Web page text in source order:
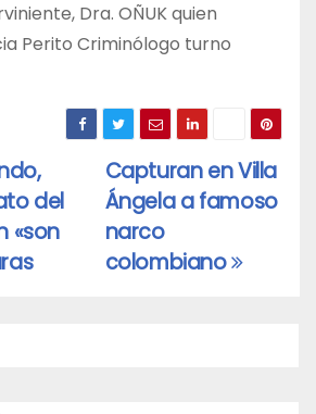
Dra. OÑUK quien
Perito Criminólogo turno
Capturan en Villa
Ángela a famoso
narco
colombiano
del
«son